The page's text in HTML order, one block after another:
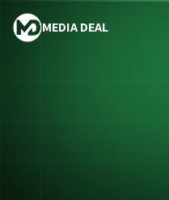
MEDIA DEAL